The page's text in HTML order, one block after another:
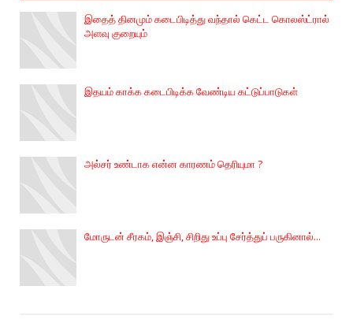
இதைத் தினமும் கடைபிடித்து வந்தால் கெட்ட கொலஸ்ட்ரால்
அளவு குறையும்
இதயம் காக்க கடைபிடிக்க வேண்டிய கட்டுப்பாடுகள்
அல்சர் உண்டாக என்ன காரணம் தெரியுமா ?
மோருடன் சீரகம், இஞ்சி, சிறிது உப்பு சேர்த்துப் பருகினால்...